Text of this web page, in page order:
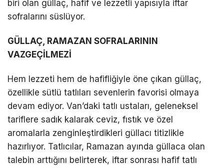
Youtube
TikTok
LinkedIn
biri olan güllaç, hafif ve lezzetli yapısıyla iftar
sofralarını süslüyor.
GÜLLAÇ, RAMAZAN SOFRALARININ
VAZGEÇİLMEZİ
a
n
k
a
r
a
e
Hem lezzeti hem de hafifliğiyle öne çıkan güllaç,
özellikle sütlü tatlıları sevenlerin favorisi olmaya
devam ediyor. Van’daki tatlı ustaları, geleneksel
tariflere sadık kalarak ceviz, fıstık ve özel
aromalarla zenginleştirdikleri güllacı titizlikle
hazırlıyor. Tatlıcılar, Ramazan ayında güllaca olan
talebin arttığını belirterek, iftar sonrası hafif tatlı